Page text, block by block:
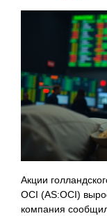
Акции
OCI (AS:OCI)
компания